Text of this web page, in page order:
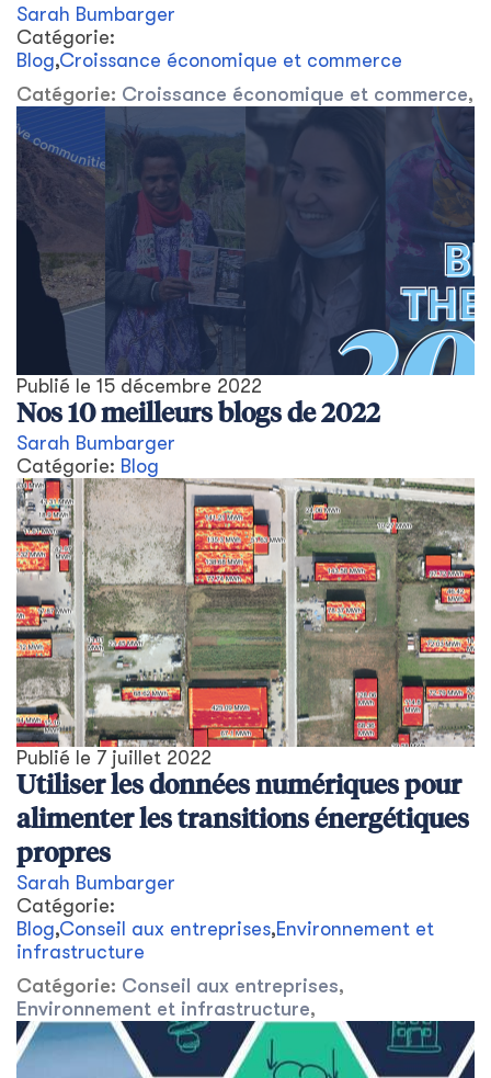
Sarah Bumbarger
Catégorie:
Blog,Croissance économique et commerce
Catégorie: Croissance économique et commerce,
Publié le 15 décembre 2022
Nos 10 meilleurs blogs de 2022
Sarah Bumbarger
Catégorie: Blog
Publié le 7 juillet 2022
Utiliser les données numériques pour
alimenter les transitions énergétiques
propres
Sarah Bumbarger
Catégorie:
Blog,Conseil aux entreprises,Environnement et
infrastructure
Catégorie: Conseil aux entreprises,
Environnement et infrastructure,